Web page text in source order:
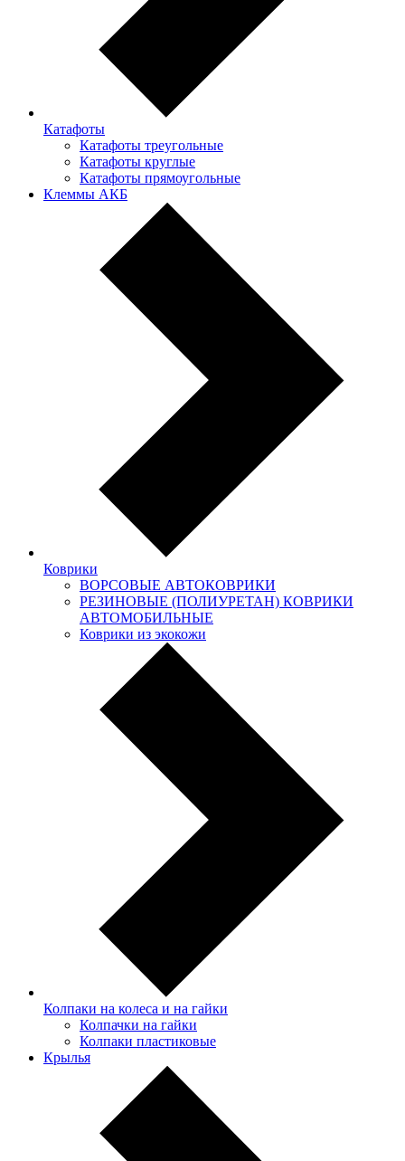
Катафоты
Катафоты треугольные
Катафоты круглые
Катафоты прямоугольные
Клеммы АКБ
Коврики
ВОРСОВЫЕ АВТОКОВРИКИ
РЕЗИНОВЫЕ (ПОЛИУРЕТАН) КОВРИКИ
АВТОМОБИЛЬНЫЕ
Коврики из экокожи
Колпаки на колеса и на гайки
Колпачки на гайки
Колпаки пластиковые
Крылья